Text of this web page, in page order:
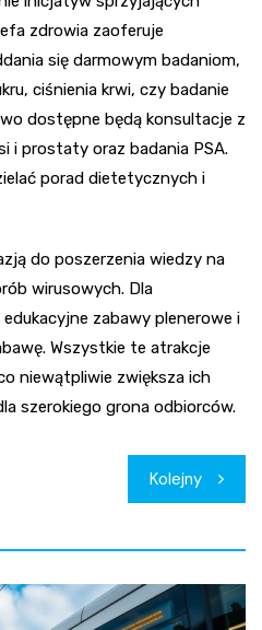
zdrowia zaoferuje
się darmowym badaniom,
ciśnienia krwi, czy badanie
dostępne będą konsultacje z
i prostaty oraz badania PSA.
porad dietetycznych i
do poszerzenia wiedzy na
wirusowych. Dla
zabawy plenerowe i
Wszystkie te atrakcje
niewątpliwie zwiększa ich
szerokiego grona odbiorców.
Kolejny